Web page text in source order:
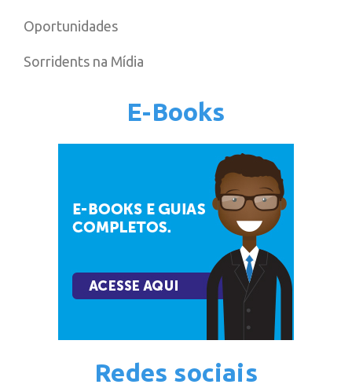
Oportunidades
Sorridents na Mídia
E-Books
Redes sociais